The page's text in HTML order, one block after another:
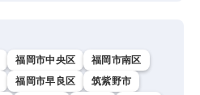
福岡市中央区
福岡市南区
福岡市早良区
筑紫野市